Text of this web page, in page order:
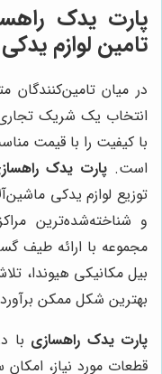
پارت یدک
تامین لوازم
در میان تامین‌کنندگان
انتخاب یک شریک تجاری
با کیفیت را با قیمت
است. پارت یدک
توزیع لوازم یدکی
و شناخته‌شده‌ترین
مجموعه با ارائه طیف
بیل مکانیکی هیوندا،
بهترین شکل ممکن
پارت یدک راهسازی با
قطعات مورد نیاز،